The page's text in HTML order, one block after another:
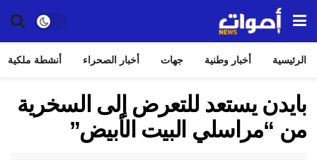
الرئيسية أخبار وطنية جهات أخبار الصحراء أنشطة ملكية
بايدن يستعد للتعرض إلى السخرية
من “مراسلي البيت الأبيض”